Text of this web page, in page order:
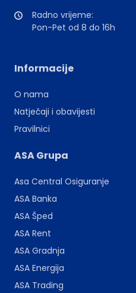
Radno vrijeme:
Pon-Pet od 8 do 16h
Informacije
O nama
Natječaji i obavijesti
Pravilnici
ASA Grupa
Asa Central Osiguranje
ASA Banka
ASA Šped
ASA Rent
ASA Gradnja
ASA Energija
ASA Trading